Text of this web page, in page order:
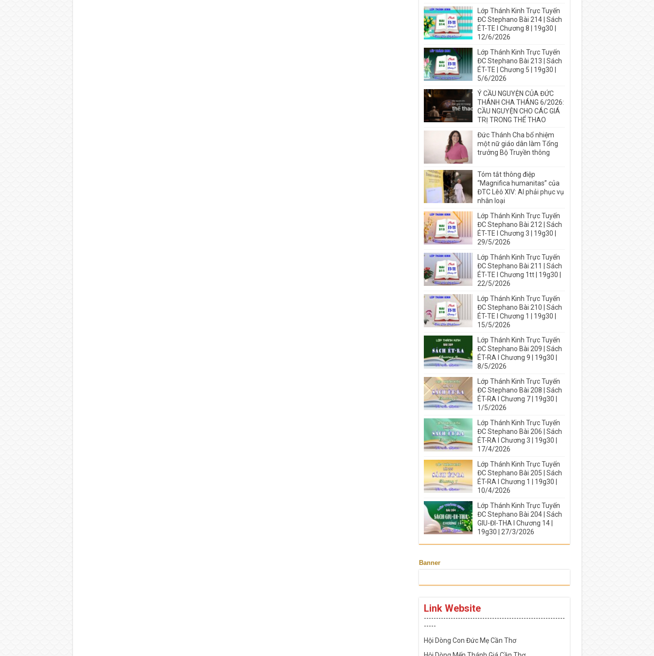
Lớp Thánh Kinh Trực Tuyến
ĐC Stephano Bài 214 | Sách
ÉT-TE I Chương 8 | 19g30 |
12/6/2026
Lớp Thánh Kinh Trực Tuyến
ĐC Stephano Bài 213 | Sách
ÉT-TE | Chương 5 | 19g30 |
5/6/2026
Ý CẦU NGUYỆN CỦA ĐỨC
THÁNH CHA THÁNG 6/2026:
CẦU NGUYỆN CHO CÁC GIÁ
TRỊ TRONG THỂ THAO
Đức Thánh Cha bổ nhiệm
một nữ giáo dân làm Tổng
trưởng Bộ Truyền thông
Tóm tắt thông điệp
“Magnifica humanitas” của
ĐTC Lêô XIV: AI phải phục vụ
nhân loại
Lớp Thánh Kinh Trực Tuyến
ĐC Stephano Bài 212 | Sách
ÉT-TE I Chương 3 | 19g30 |
29/5/2026
Lớp Thánh Kinh Trực Tuyến
ĐC Stephano Bài 211 | Sách
ÉT-TE I Chương 1tt | 19g30 |
22/5/2026
Lớp Thánh Kinh Trực Tuyến
ĐC Stephano Bài 210 | Sách
ÉT-TE I Chương 1 | 19g30 |
15/5/2026
Lớp Thánh Kinh Trực Tuyến
ĐC Stephano Bài 209 | Sách
ÉT-RA I Chương 9 | 19g30 |
8/5/2026
Lớp Thánh Kinh Trực Tuyến
ĐC Stephano Bài 208 | Sách
ÉT-RA I Chương 7 | 19g30 |
1/5/2026
Lớp Thánh Kinh Trực Tuyến
ĐC Stephano Bài 206 | Sách
ÉT-RA I Chương 3 | 19g30 |
17/4/2026
Lớp Thánh Kinh Trực Tuyến
ĐC Stephano Bài 205 | Sách
ÉT-RA I Chương 1 | 19g30 |
10/4/2026
Lớp Thánh Kinh Trực Tuyến
ĐC Stephano Bài 204 | Sách
GIU-ĐI-THA I Chương 14 |
19g30 | 27/3/2026
Banner
Link Website
----------------------------------------------------------
-----
Hội Dòng Con Đức Mẹ Cần Thơ